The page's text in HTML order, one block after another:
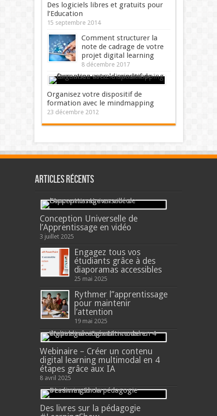
Des logiciels libres et gratuits pour
l’Education
15 septembre 2014
Comment structurer la
note de cadrage de votre
projet digital learning
8 décembre 2017
Organisez votre dispositif de
formation avec le mindmapping
23 décembre 2012
Articles récents
Conception Universelle de
l’Apprentissage en vidéo
3 juillet 2025
Engagez tous vos
étudiants grâce à des
diaporamas accessibles
25 mai 2025
Rythmer l’’apprentissage
pour maintenir
l’attention
19 mai 2025
Webinaire – Créer un contenu
digital learning multimodal en 4
étapes grâce aux IA
8 avril 2025
Des livres sur la pédagogie